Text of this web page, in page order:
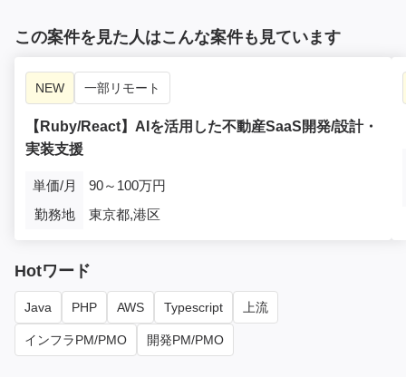
この案件を見た人はこんな案件も見ています
NEW 一部リモート
【Ruby/React】AIを活用した不動産SaaS開発/設計・
実装支援
単価/月
90～100万円
勤務地
東京都,港区
Hotワード
Java PHP AWS Typescript 上流
インフラPM/PMO 開発PM/PMO